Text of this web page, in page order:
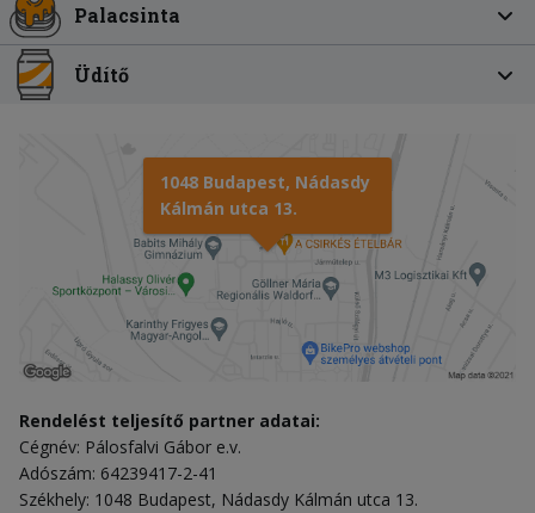
Palacsinta
Üdítő
1048 Budapest, Nádasdy
Kálmán utca 13.
Rendelést teljesítő partner adatai:
Cégnév: Pálosfalvi Gábor e.v.
Adószám: 64239417-2-41
Székhely: 1048 Budapest, Nádasdy Kálmán utca 13.